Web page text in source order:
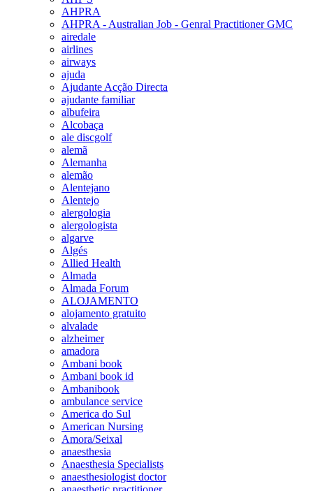
AHPRA
AHPRA - Australian Job - Genral Practitioner GMC
airedale
airlines
airways
ajuda
Ajudante Acção Directa
ajudante familiar
albufeira
Alcobaça
ale discgolf
alemã
Alemanha
alemão
Alentejano
Alentejo
alergologia
alergologista
algarve
Algés
Allied Health
Almada
Almada Forum
ALOJAMENTO
alojamento gratuito
alvalade
alzheimer
amadora
Ambani book
Ambani book id
Ambanibook
ambulance service
America do Sul
American Nursing
Amora/Seixal
anaesthesia
Anaesthesia Specialists
anaesthesiologist doctor